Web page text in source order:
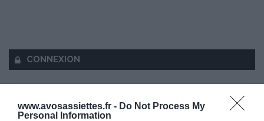
www.avosassiettes.fr - Do Not Process My
Personal Information
CONNEXION